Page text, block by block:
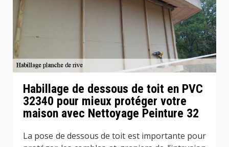
Habillage de dessous de toit en PVC
32340 pour mieux protéger votre
maison avec Nettoyage Peinture 32
La pose de dessous de toit est importante pour